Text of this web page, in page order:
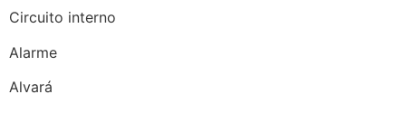
Circuito interno
Alarme
Alvará